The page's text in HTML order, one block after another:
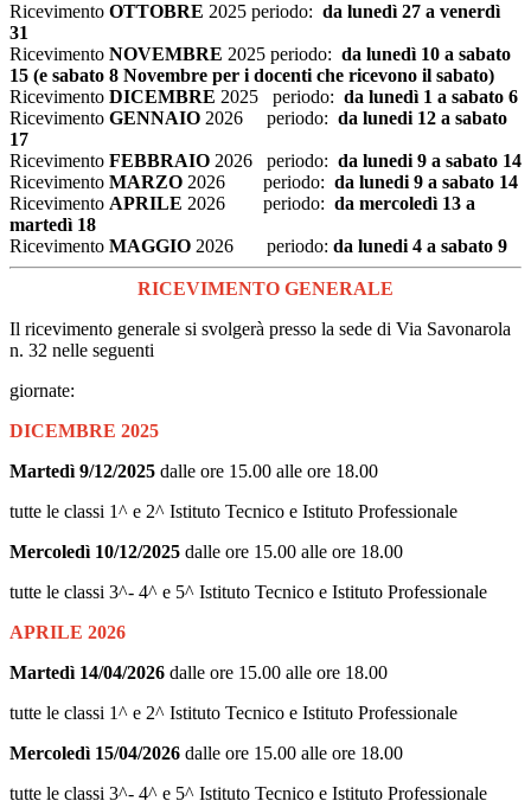
Ricevimento OTTOBRE 2025 periodo: da lunedì 27 a venerdì
31
Ricevimento NOVEMBRE 2025 periodo: da lunedì 10 a sabato
15 (e sabato 8 Novembre per i docenti che ricevono il sabato)
Ricevimento DICEMBRE 2025 periodo: da lunedì 1 a sabato 6
Ricevimento GENNAIO 2026 periodo: da lunedi 12 a sabato
17
Ricevimento FEBBRAIO 2026 periodo: da lunedi 9 a sabato 14
Ricevimento MARZO 2026 periodo: da lunedi 9 a sabato 14
Ricevimento APRILE 2026 periodo: da mercoledì 13 a
martedì 18
Ricevimento MAGGIO 2026 periodo: da lunedi 4 a sabato 9
RICEVIMENTO GENERALE
Il ricevimento generale si svolgerà presso la sede di Via Savonarola
n. 32 nelle seguenti
giornate:
DICEMBRE 2025
Martedì 9/12/2025 dalle ore 15.00 alle ore 18.00
tutte le classi 1^ e 2^ Istituto Tecnico e Istituto Professionale
Mercoledì 10/12/2025 dalle ore 15.00 alle ore 18.00
tutte le classi 3^- 4^ e 5^ Istituto Tecnico e Istituto Professionale
APRILE 2026
Martedì 14/04/2026 dalle ore 15.00 alle ore 18.00
tutte le classi 1^ e 2^ Istituto Tecnico e Istituto Professionale
Mercoledì 15/04/2026 dalle ore 15.00 alle ore 18.00
tutte le classi 3^- 4^ e 5^ Istituto Tecnico e Istituto Professionale